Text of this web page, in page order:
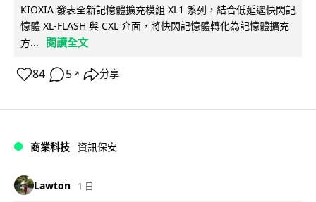
KIOXIA 發表全新記憶體擴充模組 XL1 系列，結合低延遲快閃記
憶體 XL-FLASH 與 CXL 介面，將快閃記憶體轉化為記憶體擴充
方...
閱讀全文
84 5 ↗ 分享
商業科技 資訊保安
Lawton 1 日